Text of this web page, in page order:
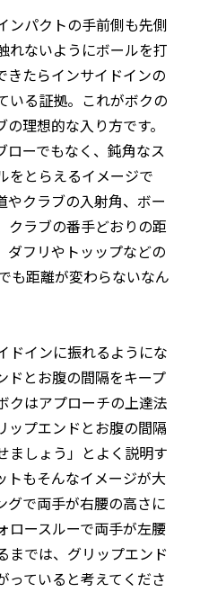
ンパクトの手前側も先側
れないようにボールを打
きたらインサイドインの
いる証拠。これがボクの
理想的な入り方です。
ローでもなく、鈍角なス
をとらえるイメージで
やクラブの入射角、ボー
クラブの番手どおりの距
ダフリやトッップなどの
も距離が変わらないなん
ドインに振れるようにな
ドとお腹の間隔をキープ
クはアプローチの上達法
ップエンドとお腹の間隔
ましょう」とよく説明す
トもそんなイメージが大
グで両手が右腰の高さに
ロースルーで両手が左腰
までは、グリップエンド
っていると考えてくださ